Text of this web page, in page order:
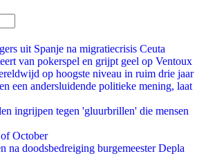
uit Spanje na migratiecrisis Ceuta
van pokerspel en grijpt geel op Ventoux
op hoogste niveau in ruim drie jaar
een andersluidende politieke mening, laat
ingrijpen tegen 'gluurbrillen' die mensen
October
na doodsbedreiging burgemeester Depla